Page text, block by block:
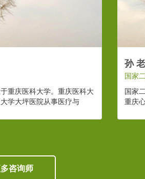
重庆医科大学。重庆医科大
学大坪医院从事医疗与
孙
国家
国家
重庆
咨询师